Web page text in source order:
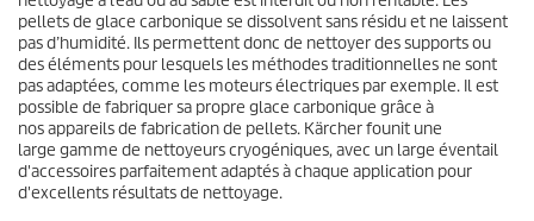
pellets de glace carbonique se dissolvent sans résidu et ne laissent
pas d’humidité. Ils permettent donc de nettoyer des supports ou
des éléments pour lesquels les méthodes traditionnelles ne sont
pas adaptées, comme les moteurs électriques par exemple. Il est
possible de fabriquer sa propre glace carbonique grâce à
nos appareils de fabrication de pellets. Kärcher founit une
large gamme de nettoyeurs cryogéniques, avec un large éventail
d'accessoires parfaitement adaptés à chaque application pour
d'excellents résultats de nettoyage.